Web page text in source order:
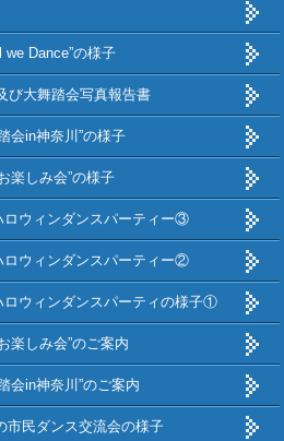
we Dance”の様子
び大舞踏会写真報告書
会in神奈川”の様子
楽しみ会”の様子
ロウィンダンスパーティー③
ロウィンダンスパーティー②
ロウィンダンスパーティの様子①
楽しみ会”のご案内
会in神奈川”のご案内
市民ダンス交流会の様子